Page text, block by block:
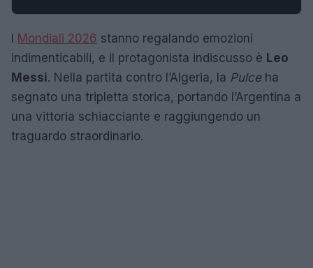
Mondiali 2026 stanno regalando emozioni
indimenticabili, e il protagonista indiscusso è Leo
Messi. Nella partita contro l’Algeria, la Pulceha
segnato una tripletta storica, portando l’Argentina a
una vittoria schiacciante e raggiungendo un
traguardo straordinario.